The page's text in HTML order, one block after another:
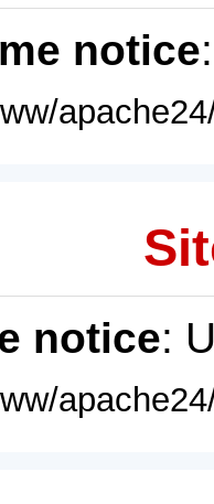
notice
notice: